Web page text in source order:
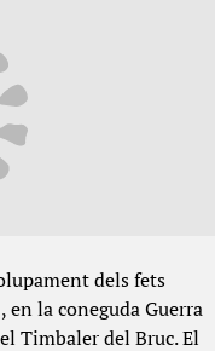
dels fets
la coneguda Guerra
Timbaler del Bruc. El